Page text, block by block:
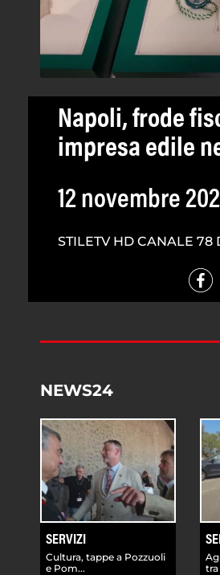
Napoli, frode
impresa edile
12 novembre
STILETV HD CANALE 78
NEWS24
SERVIZI
Cultura, tappe a Pozzuoli
e Pom...
tra